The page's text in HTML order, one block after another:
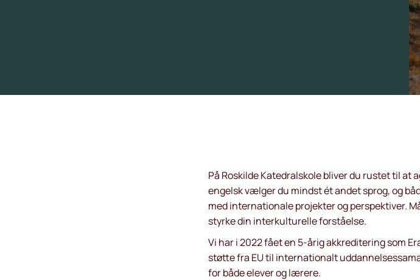
På Roskilde Katedralskole bliver du rustet til at
engelsk vælger du mindst ét andet sprog, og
med internationale projekter og perspektiver.
styrke din interkulturelle forståelse.
Vi har i 2022 fået en 5-årig akkreditering som
støtte fra EU til internationalt
for både elever og lærere.